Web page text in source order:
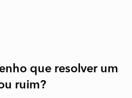
que resolver um
ruim?